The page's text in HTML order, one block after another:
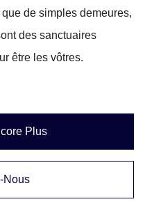
de simples demeures,
des sanctuaires
être les vôtres.
Plus
Nous